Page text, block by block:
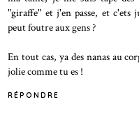
"giraffe" et j'en passe, et c'ets
peut foutre aux gens ?
En tout cas, ya des nanas au
jolie comme tu es !
RÉPONDRE